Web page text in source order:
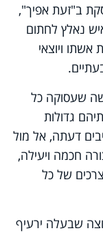
ב"זעת אפיך",
נאלץ לחתום
ויוצאי
שעסוקה כל
גדולות
דעתה, אל מול
חכמה ויעילה,
של כל
שבעלה ירעיף